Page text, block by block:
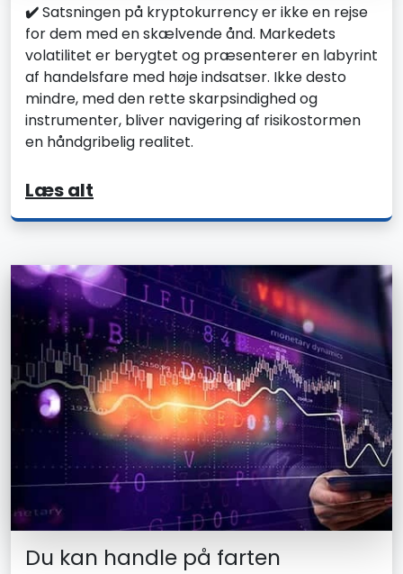
✔️Satsningen på kryptokurrency er ikke en rejse
for dem med en skælvende ånd. Markedets
volatilitet er berygtet og præsenterer en labyrint
af handelsfare med høje indsatser. Ikke desto
mindre, med den rette skarpsindighed og
instrumenter, bliver navigering af risikostormen
en håndgribelig realitet.
Læs alt
Du kan handle på farten